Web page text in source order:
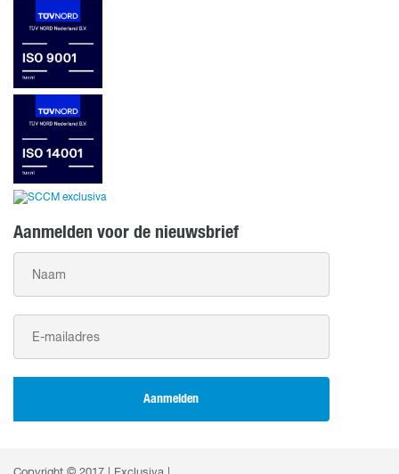
Aanmelden voor de nieuwsbrief
Aanmelden